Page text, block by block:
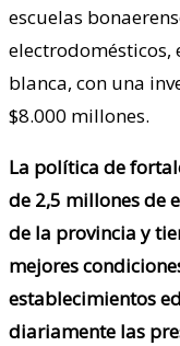
escuelas
electrodomésticos,
blanca, con una
$8.000 millones.
La política de
de 2,5 millones de
de la provincia y
mejores
establecimientos
diariamente las